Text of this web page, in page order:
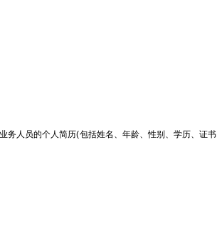
人员的个人简历(包括姓名、年龄、性别、学历、证书